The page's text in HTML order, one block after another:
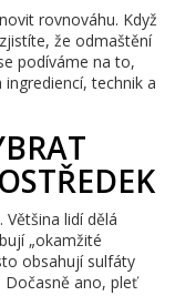
rovnováhu. Když
že odmaštění
podíváme na to,
technik a
lidí dělá
„okamžité
obsahují sulfáty
Dočasně ano, pleť